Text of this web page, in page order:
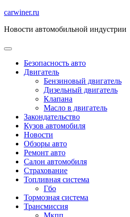
Перейти
содержимому
carwiner.ru
Новости автомобильной индустрии
Безопасность авто
Двигатель
Бензиновый двигатель
Дизельный двигатель
Клапана
Масло в двигатель
Закондательство
Кузов автомобиля
Новости
Обзоры авто
Ремонт авто
Салон автомобиля
Страхование
Топливная система
Гбо
Тормозная система
Трансмиссия
Мкпп